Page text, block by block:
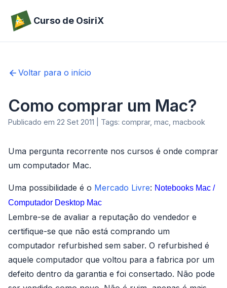
Curso de OsiriX
Voltar para o início
Como comprar um Mac?
Publicado em 22 Set 2011 | Tags: comprar, mac, macbook
Uma pergunta recorrente nos cursos é onde comprar
um computador Mac.
Uma possibilidade é o Mercado Livre: Notebooks Mac /
Computador Desktop Mac
Lembre-se de avaliar a reputação do vendedor e
certifique-se que não está comprando um
computador refurbished sem saber. O refurbished é
aquele computador que voltou para a fabrica por um
defeito dentro da garantia e foi consertado. Não pode